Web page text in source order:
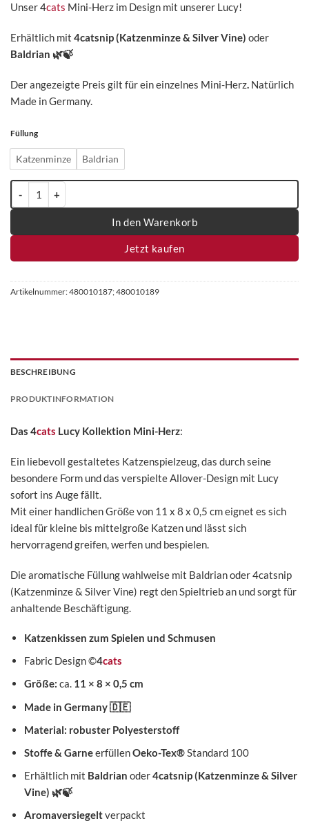
Unser4cats Mini-Herz im Design mit unserer Lucy!
Erhältlich mit 4catsnip (Katzenminze & Silver Vine) oder
Baldrian 🌿🍃
Der angezeigte Preis gilt für ein einzelnes Mini-Herz. Natürlich
Made in Germany.
Füllung
Katzenminze Baldrian
In den Warenkorb
Jetzt kaufen
Artikelnummer:480010187; 480010189
BESCHREIBUNG
PRODUKTINFORMATION
Das 4cats Lucy Kollektion Mini-Herz:
Ein liebevoll gestaltetes Katzenspielzeug, das durch seine
besondere Form und das verspielte Allover-Design mit Lucy
sofort ins Auge fällt.
Mit einer handlichen Größe von 11 x 8 x 0,5 cm eignet es sich
ideal für kleine bis mittelgroße Katzen und lässt sich
hervorragend greifen, werfen und bespielen.
Die aromatische Füllung wahlweise mit Baldrian oder 4catsnip
(Katzenminze & Silver Vine) regt den Spieltrieb an und sorgt für
anhaltende Beschäftigung.
Katzenkissen zum Spielen und Schmusen
Fabric Design ©4cats
Größe: ca. 11 × 8 × 0,5 cm
Made in Germany🇩🇪
Material: robuster Polyesterstoff
Stoffe & GarneerfüllenOeko-Tex®Standard 100
Erhältlich mit Baldrian oder4catsnip (Katzenminze & Silver
Vine) 🌿🍃
Aromaversiegeltverpackt